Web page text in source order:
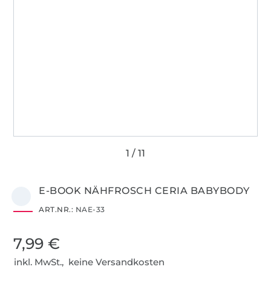
E-BOOK NÄHFROSCH CERIA BABYBODY
ART.NR.: NAE-33
7,99 €
inkl. MwSt., keine Versandkosten